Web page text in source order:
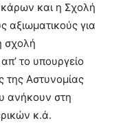
και η Σχολή
αξιωματικούς για
σχολή
το υπουργείο
της Αστυνομίας
ανήκουν στη
κ.ά.